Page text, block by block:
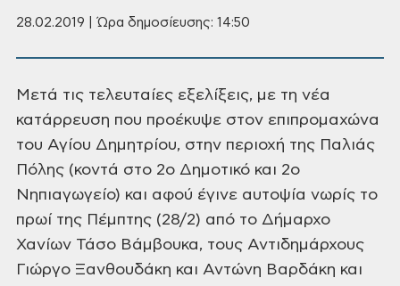
28.02.2019 | Ώρα δημοσίευσης: 14:50
Μετά τις τελευταίες εξελίξεις, με τη νέα
κατάρρευση που προέκυψε στον επιπρομαχώνα
του Αγίου Δημητρίου, στην περιοχή της Παλιάς
Πόλης (κοντά στο 2ο Δημοτικό και 2ο
Νηπιαγωγείο) και αφού έγινε αυτοψία νωρίς το
πρωί της Πέμπτης (28/2) από το Δήμαρχο
Χανίων Τάσο Βάμβουκα, τους Αντιδημάρχους
Γιώργο Ξανθουδάκη και Αντώνη Βαρδάκη και